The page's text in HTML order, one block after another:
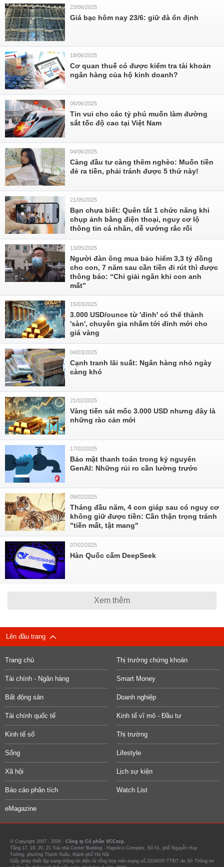
23/06/2025
Giá bạc hôm nay 23/6: giữ đà ổn định
18/06/2025
Cơ quan thuế có được kiểm tra tài khoản
ngân hàng của hộ kinh doanh?
06/06/2025
Tin vui cho các tỷ phú muốn làm đường
sắt tốc độ cao tại Việt Nam
04/06/2025
Càng đầu tư càng thêm nghèo: Muốn tiền
đẻ ra tiền, phải tránh được 5 thứ này!
21/05/2025
Bạn chưa biết: Quên tắt 1 chức năng khi
chụp ảnh bằng điện thoại, nguy cơ lộ
thông tin cá nhân, dễ vướng rắc rối
13/05/2025
Người đàn ông mua bảo hiểm 3,3 tỷ đồng
cho con, 7 năm sau cần tiền đi rút thì được
thông báo: “Chỉ giải ngân khi con anh
mất”
15/03/2025
3.000 USD/ounce từ 'đỉnh' có thể thành
'sàn', chuyên gia nhắm tới đỉnh mới cho
giá vàng
04/03/2025
Cạnh tranh lãi suất: Ngân hàng nhỏ ngày
càng khó
21/02/2025
Vàng tiến sát mốc 3.000 USD nhưng đây là
những rào cản mới
17/02/2025
Bảo mật thanh toán trong kỷ nguyên
GenAI: Những rủi ro cần lường trước
09/02/2025
Tháng đầu năm, 4 con giáp sau có nguy cơ
không giữ được tiền: Cần thận trọng tránh
"tiền mất, tật mang"
07/02/2025
Hàn Quốc cấm DeepSeek
Xem thêm
Lên đầu trang
Trang chủ Thị trường chứng khoán
Tài chính - Ngân hàng Smart Money
Bất động sản Doanh nghiệp
Tài chính quốc tế Kinh tế vĩ mô - Đầu tư
Kinh tế số Thị trường
Sống Lifestyle
Xã hội Lịch sự kiện
Báo cáo phân tích Watch List
eMagazine
© Copyright 2007 - 2026 - Công ty Cổ phần VCCorp.
Tầng 17, 19, 20, 21 Toà nhà Center Building - Hapulico Complex, Số 01, phố Nguyễn Huy
Tưởng, phường Thanh Xuân, thành phố Hà Nội
Giấy phép thiết lập trang thông tin điện tử tổng hợp trên mạng số 2216/GP-TTĐT do Sở Thông tin